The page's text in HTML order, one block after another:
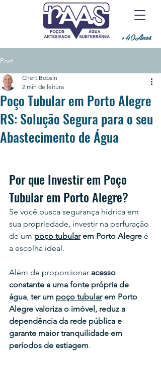
+40Anos
Post
Poço Tubular em Porto Alegre
RS: Solução Segura para o seu
Abastecimento de Água
Chert Bobsin
2 min de leitura
Por que Investir em Poço
Tubular em Porto Alegre?
Se você busca segurança hídrica em
sua propriedade, investir na perfuração
de um poço tubular em Porto Alegre é
a escolha ideal.
Além de proporcionar acesso
constante a uma fonte própria de
água, ter um poço tubular em Porto
Alegre valoriza o imóvel, reduz a
dependência da rede pública e
garante maior tranquilidade em
períodos de estiagem.